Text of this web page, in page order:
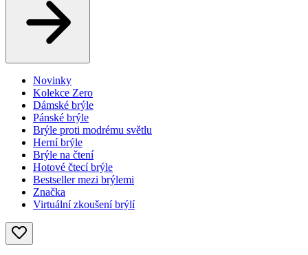
Novinky
Kolekce Zero
Dámské brýle
Pánské brýle
Brýle proti modrému světlu
Herní brýle
Brýle na čtení
Hotové čtecí brýle
Bestseller mezi brýlemi
Značka
Virtuální zkoušení brýlí